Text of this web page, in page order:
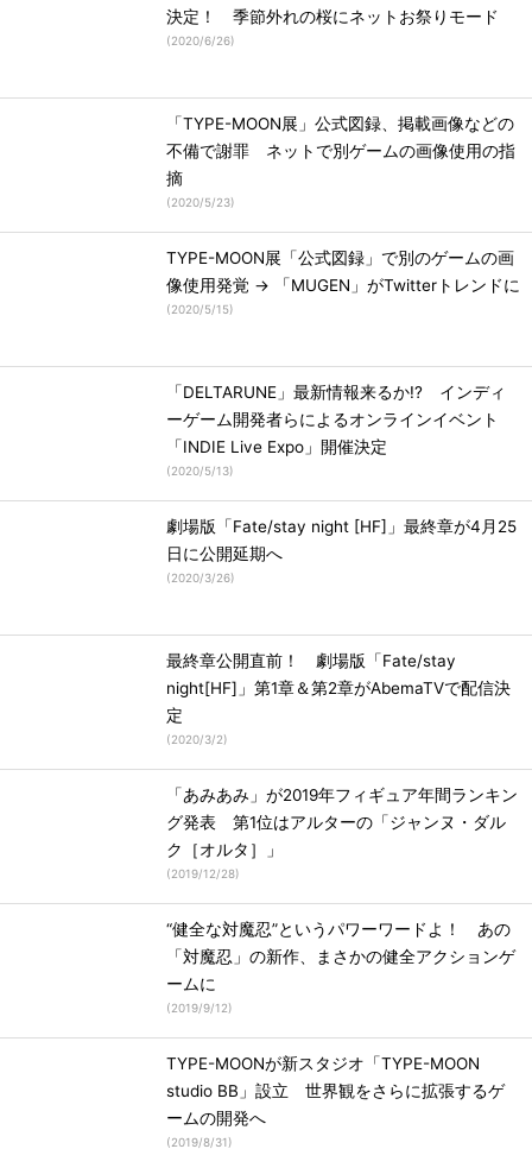
決定！ 季節外れの桜にネットお祭りモード
(2020/6/26)
「TYPE-MOON展」公式図録、掲載画像などの
不備で謝罪 ネットで別ゲームの画像使用の指
摘
(2020/5/23)
TYPE-MOON展「公式図録」で別のゲームの画
像使用発覚 → 「MUGEN」がTwitterトレンドに
(2020/5/15)
「DELTARUNE」最新情報来るか!? インディ
ーゲーム開発者らによるオンラインイベント
「INDIE Live Expo」開催決定
(2020/5/13)
劇場版「Fate/stay night [HF]」最終章が4月25
日に公開延期へ
(2020/3/26)
最終章公開直前！ 劇場版「Fate/stay
night[HF]」第1章＆第2章がAbemaTVで配信決
定
(2020/3/2)
「あみあみ」が2019年フィギュア年間ランキン
グ発表 第1位はアルターの「ジャンヌ・ダル
ク［オルタ］」
(2019/12/28)
“健全な対魔忍”というパワーワードよ！ あの
「対魔忍」の新作、まさかの健全アクションゲ
ームに
(2019/9/12)
TYPE-MOONが新スタジオ「TYPE-MOON
studio BB」設立 世界観をさらに拡張するゲ
ームの開発へ
(2019/8/31)